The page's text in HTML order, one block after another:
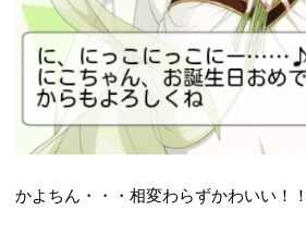
かよちん・・・相変わらずかわいい！！